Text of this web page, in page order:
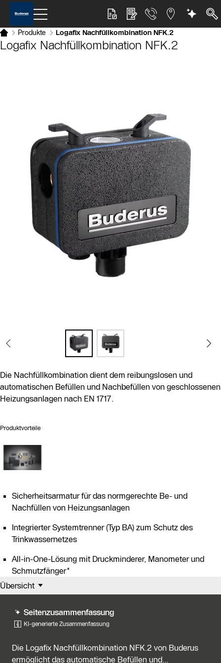
Produkte Logafix Nachfüllkombination NFK.2
Logafix Nachfüllkombination NFK.2
Die Nachfüllkombination dient dem reibungslosen und
automatischen Befüllen und Nachbefüllen von geschlossenen
Heizungsanlagen nach EN 1717.
Produktvorteile
Sicherheitsarmatur für das normgerechte Be- und
Nachfüllen von Heizungsanlagen
Integrierter Systemtrenner (Typ BA) zum Schutz des
Trinkwassernetzes
All-in-One-Lösung mit Druckminderer, Manometer und
Schmutzfänger"
Übersicht
Seitenzusammenfassung
KI-generierte Zusammenfassung
Die Logafix Nachfüllkombination NFK.2 von Buderus
ermöglicht das automatische Befüllen und...